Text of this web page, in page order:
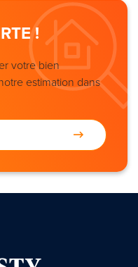
!
votre bien
estimation dans